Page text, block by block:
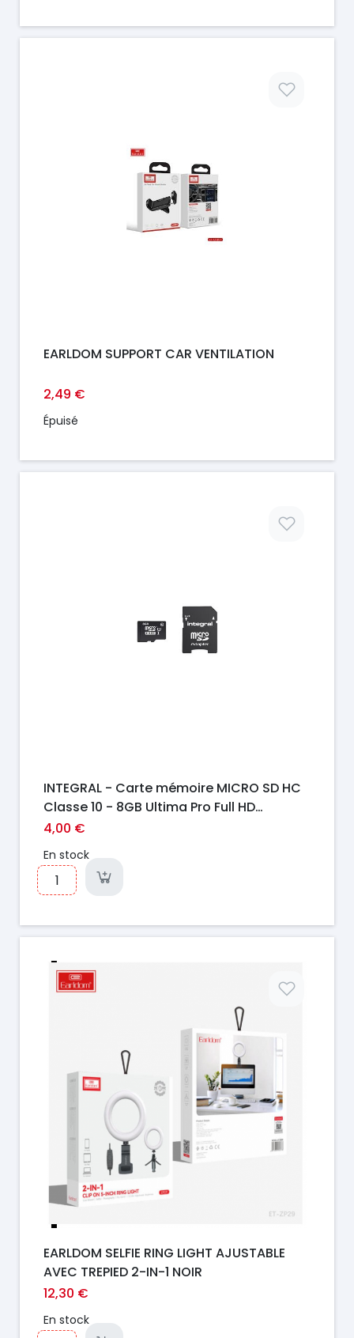
EARLDOM SUPPORT CAR VENTILATION
2,49 €
Épuisé
INTEGRAL - Carte mémoire MICRO SD HC
Classe 10 - 8GB Ultima Pro Full HD
(80MB/s)
4,00 €
En stock
Prix
EARLDOM SELFIE RING LIGHT AJUSTABLE
AVEC TREPIED 2-IN-1 NOIR
12,30 €
En stock